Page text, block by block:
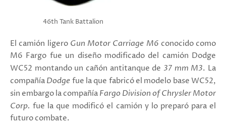
46th Tank Battalion
El camión ligero Gun Motor Carriage M6 conocido como
M6 Fargo fue un diseño modificado del camión Dodge
WC52 montando un cañón antitanque de 37 mm M3. La
compañía Dodge fue la que fabricó el modelo base WC52,
sin embargo la compañía Fargo Division of Chrysler Motor
Corp. fue la que modificó el camión y lo preparó para el
futuro combate.